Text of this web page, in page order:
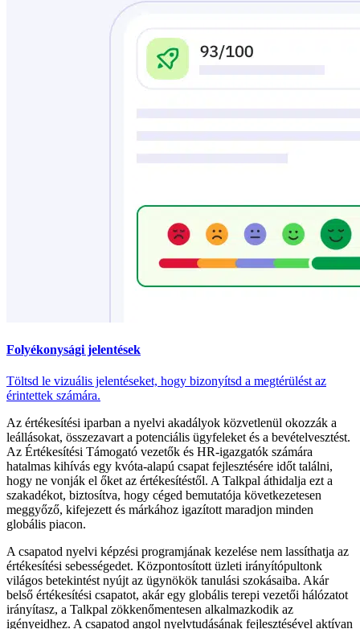
Folyékonysági jelentések
Töltsd le vizuális jelentéseket, hogy bizonyítsd a megtérülést az
érintettek számára.
Az értékesítési iparban a nyelvi akadályok közvetlenül okozzák a
leállásokat, összezavart a potenciális ügyfeleket és a bevételvesztést.
Az Értékesítési Támogató vezetők és HR-igazgatók számára
hatalmas kihívás egy kvóta-alapú csapat fejlesztésére időt találni,
hogy ne vonják el őket az értékesítéstől. A Talkpal áthidalja ezt a
szakadékot, biztosítva, hogy céged bemutatója következetesen
meggyőző, kifejezett és márkához igazított maradjon minden
globális piacon.
A csapatod nyelvi képzési programjának kezelése nem lassíthatja az
értékesítési sebességedet. Központosított üzleti irányítópultonk
világos betekintést nyújt az ügynökök tanulási szokásaiba. Akár
belső értékesítési csapatot, akár egy globális terepi vezetői hálózatot
irányítasz, a Talkpal zökkenőmentesen alkalmazkodik az
igényeidhez. A csapatod angol nyelvtudásának fejlesztésével aktívan